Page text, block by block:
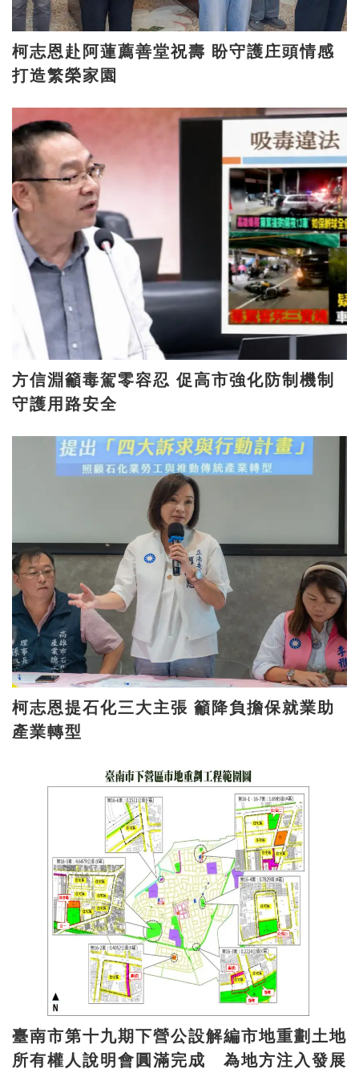
柯志恩赴阿蓮薦善堂祝壽 盼守護庄頭情感
打造繁榮家園
方信淵籲毒駕零容忍 促高市強化防制機制
守護用路安全
柯志恩提石化三大主張 籲降負擔保就業助
產業轉型
臺南市第十九期下營公設解編市地重劃土地
所有權人說明會圓滿完成 為地方注入發展